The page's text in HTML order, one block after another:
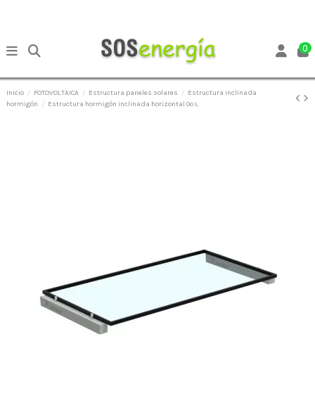
0
Inicio FOTOVOLTAICA Estructura paneles solares
Estructura inclinada
hormigón
Estructura hormigón inclinada horizontal 0º L